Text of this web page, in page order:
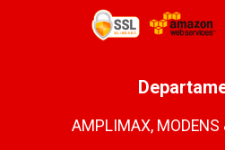
AMPLIMAX, MODENS